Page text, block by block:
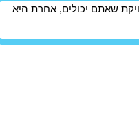
שאתם יכולים, אחרת היא